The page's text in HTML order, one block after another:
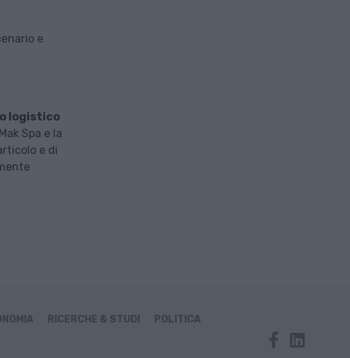
e
logistico
Spa e la
e di
RICERCHE & STUDI
POLITICA